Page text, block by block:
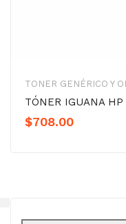
TONER GENÉRICO Y
TÓNER IGUANA
$708.00